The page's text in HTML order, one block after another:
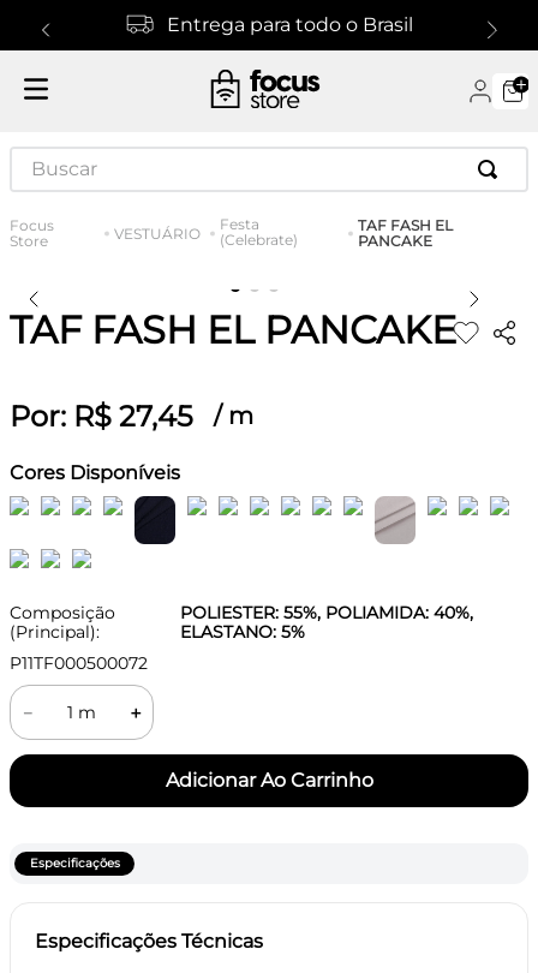
Entrega para todo o Brasil
Buscar
VESTUÁRIO
Festa
(Celebrate)
TAF FASH EL
PANCAKE
TAF FASH EL PANCAKE
Por: R$ 27,45 / m
Cores Disponíveis
Composição
(Principal):
POLIESTER: 55%, POLIAMIDA: 40%,
ELASTANO: 5%
P11TF000500072
＋
－
Especificações
Especificações Técnicas